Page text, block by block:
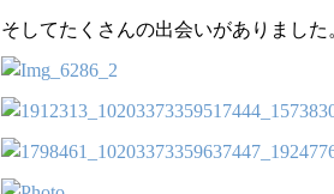
そしてたくさんの出会いがありました